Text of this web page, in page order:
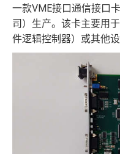
一款VME接口通信接口
司）生产。该卡主要用
件逻辑控制器）或其他设